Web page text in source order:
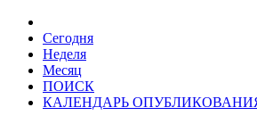
Сегодня
Неделя
Месяц
ПОИСК
КАЛЕНДАРЬ